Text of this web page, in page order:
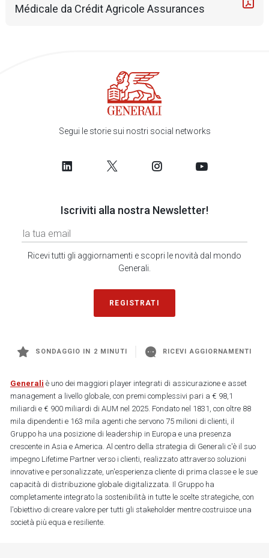
Médicale da Crédit Agricole Assurances
Segui le storie sui nostri social networks
Iscriviti alla nostra Newsletter!
Ricevi tutti gli aggiornamenti e scopri le novità dal mondo
Generali.
REGISTRATI
SONDAGGIO IN 2 MINUTI RICEVI AGGIORNAMENTI
Generali è uno dei maggiori player integrati di assicurazione e asset
management a livello globale, con premi complessivi pari a € 98,1
miliardi e € 900 miliardi di AUM nel 2025. Fondato nel 1831, con oltre 88
mila dipendenti e 163 mila agenti che servono 75 milioni di clienti, il
Gruppo ha una posizione di leadership in Europa e una presenza
crescente in Asia e America. Al centro della strategia di Generali c'è il suo
impegno Lifetime Partner verso i clienti, realizzato attraverso soluzioni
innovative e personalizzate, un'esperienza cliente di prima classe e le sue
capacità di distribuzione globale digitalizzata. Il Gruppo ha
completamente integrato la sostenibilità in tutte le scelte strategiche, con
l'obiettivo di creare valore per tutti gli stakeholder mentre costruisce una
società più equa e resiliente.